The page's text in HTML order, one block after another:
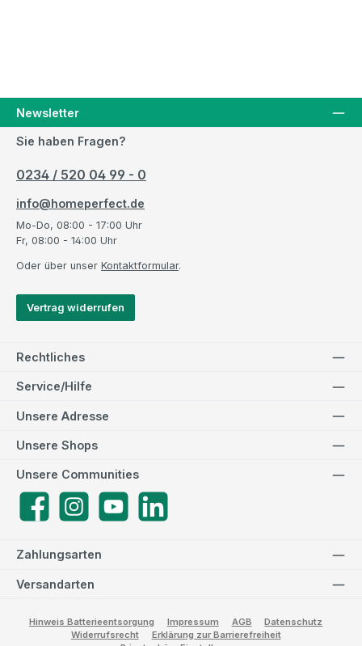
Newsletter
Sie haben Fragen?
0234 / 520 04 99 - 0
info@homeperfect.de
Mo-Do, 08:00 - 17:00 Uhr
Fr, 08:00 - 14:00 Uhr
Oder über unser Kontaktformular.
Vertrag widerrufen
Rechtliches
Service/Hilfe
Zahlungsarten
Versandarten
Unsere Adresse
Unsere Communities
FacebookInstagramYouTube
Unsere Shops
Hinweis Batterieentsorgung Impressum AGB
Datenschutz
Widerrufsrecht
Erklärung zur Barrierefreiheit